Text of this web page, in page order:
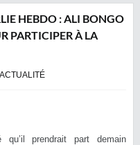
HEBDO : ALI BONGO
PARTICIPER À LA
ACTUALITÉ
prendrait part demain